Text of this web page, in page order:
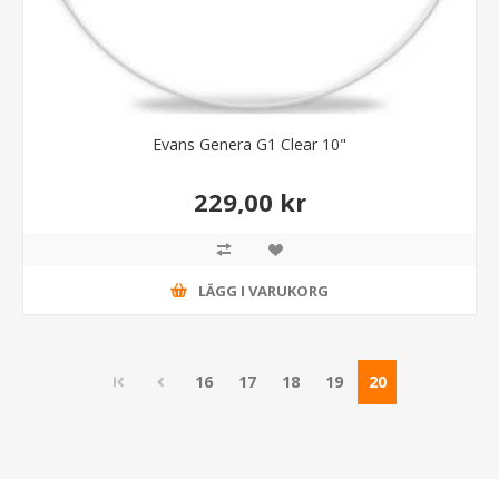
Evans Genera G1 Clear 10"
229,00 kr
LÄGG I VARUKORG
16 17 18 19 20